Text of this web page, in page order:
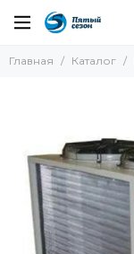
Главная Каталог